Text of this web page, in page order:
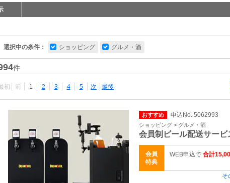
選択中の条件： ショッピング グルメ・酒
件
初 前 1 2 3 4 5 次 最後
おすすめ 申込No. 5062993
ショッピング > グルメ・酒
会員制ビール配送サービ
会員
特典
WEB申込で 合計
そ